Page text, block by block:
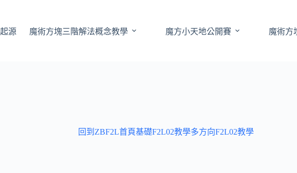
源 魔術方塊三階解法概念教學 魔方小天地公開賽 魔術方
回到ZBF2L首頁基礎F2L02教學多方向F2L02教學